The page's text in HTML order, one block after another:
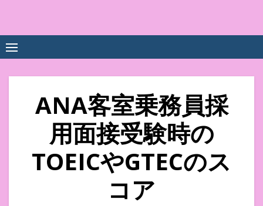
content
数UPｽｸｰﾙ
ANA客室乗務員採
用面接受験時の
TOEICやGTECのス
コア